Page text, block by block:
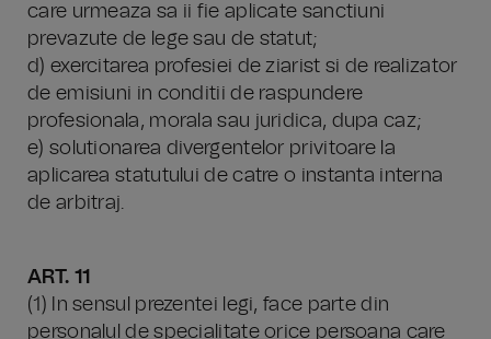
care urmeaza sa ii fie aplicate sanctiuni
prevazute de lege sau de statut;
d) exercitarea profesiei de ziarist si de realizator
de emisiuni in conditii de raspundere
profesionala, morala sau juridica, dupa caz;
e) solutionarea divergentelor privitoare la
aplicarea statutului de catre o instanta interna
de arbitraj.
ART. 11
(1) In sensul prezentei legi, face parte din
personalul de specialitate orice persoana care